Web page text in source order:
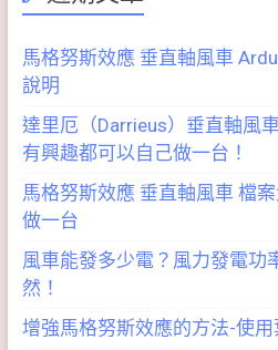
馬格努斯效應 垂直軸風車
說明
達里厄（Darrieus）垂直軸風
有興趣都可以自己做一台！
馬格努斯效應 垂直軸風車 檔
做一台
風車能發多少電？風力發電功
然！
增強馬格努斯效應的方法-使